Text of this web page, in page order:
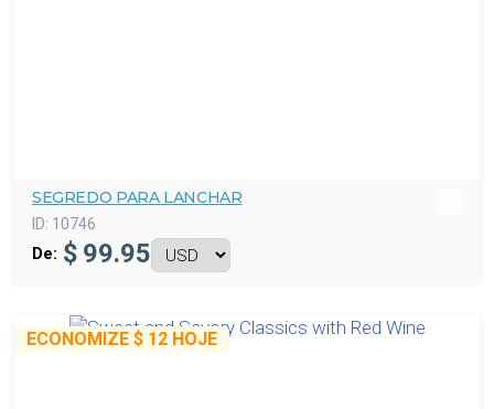
SEGREDO PARA LANCHAR
ID: 10746
De: $ 99.95
ECONOMIZE $ 12 HOJE